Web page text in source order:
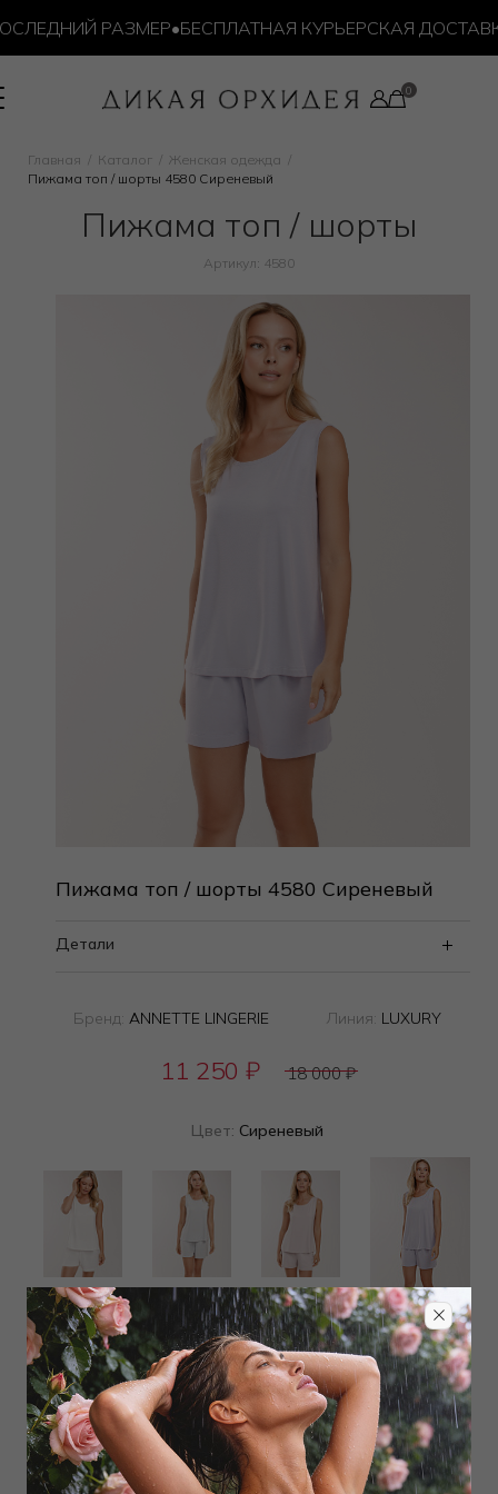
РАЗМЕР•БЕСПЛАТНАЯ КУРЬЕРСКАЯ ДОСТАВКА
Главная Каталог
Женская одежда
Пижама топ / шорты 4580 Сиреневый
Пижама топ / шорты
Артикул: 4580
Пижама топ / шорты 4580 Сиреневый
Детали
Бренд: ANNETTE LINGERIE Линия: LUXURY
11 250 ₽ 18 000₽
Цвет: Сиреневый
Определить размер
Наличие в магазинах